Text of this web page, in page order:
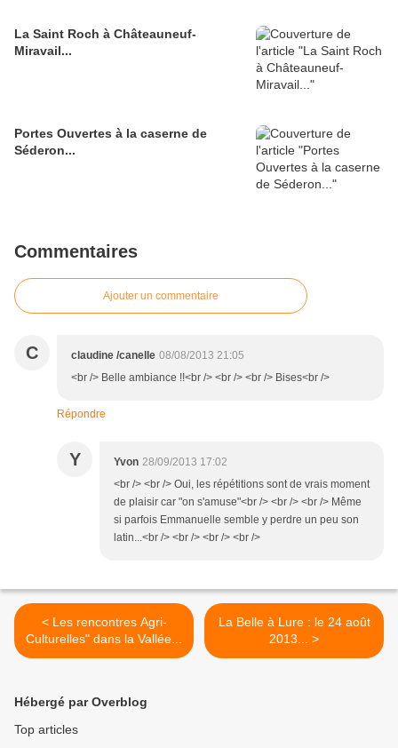
La Saint Roch à Châteauneuf-
Miravail...
Portes Ouvertes à la caserne de
Séderon...
Commentaires
Ajouter un commentaire
C claudine /canelle 08/08/2013 21:05
<br /> Belle ambiance !!<br /> <br /> <br /> Bises<br />
Répondre
Y Yvon 28/09/2013 17:02
<br /> <br /> Oui, les répétitions sont de vrais moment
de plaisir car "on s'amuse"<br /> <br /> <br /> Même
si parfois Emmanuelle semble y perdre un peu son
latin...<br /> <br /> <br /> <br />
< Les rencontres Agri-
Culturelles" dans la Vallée...
La Belle à Lure : le 24 août
2013... >
Hébergé par Overblog
Top articles